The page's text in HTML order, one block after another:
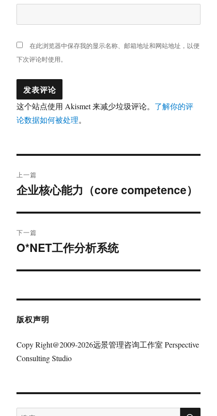
在此浏览器中保存我的显示名称、邮箱地址和网站地址，以便
下次评论时使用。
这个站点使用 Akismet 来减少垃圾评论。 了解你的评
论数据如何被处理。
章
航
上一篇
上
文
章：
企业核心能力（core competence）
下一篇
下
文
O*NET工作分析系统
版权声明
Copy Right@2009-2026远景管理咨询工作室 Perspective
Consulting Studio
搜
搜